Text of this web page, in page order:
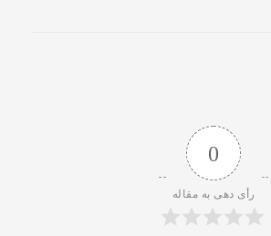
0
رأی دهی به مقاله